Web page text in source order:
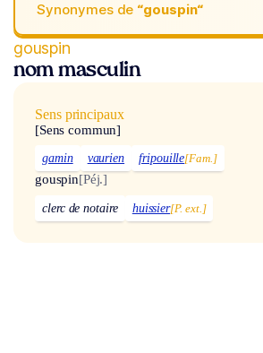
Synonymes de “gouspin“
gouspin
nom masculin
Sens principaux
[Sens commun]
gamin vaurien fripouille[Fam.]
gouspin[Péj.]
clerc de notaire huissier[P. ext.]